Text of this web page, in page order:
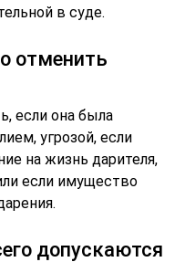
в суде.
отменить
если она была
угрозой, если
на жизнь дарителя,
если имущество
допускаются